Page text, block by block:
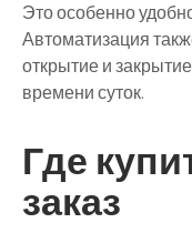
Это особенно
Автоматизация
открытие и
времени суток.
Где
заказ